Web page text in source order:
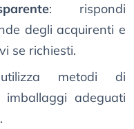
: rispondi
degli acquirenti e
se richiesti.
metodi di
adeguati